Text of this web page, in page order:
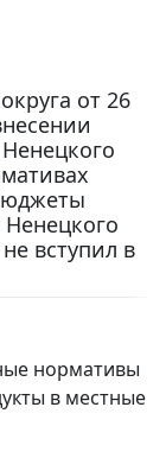
от 26
вступил в
нормативы
в местные